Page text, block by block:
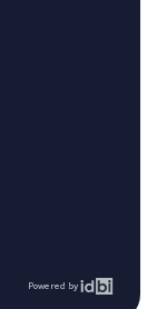
Powered by